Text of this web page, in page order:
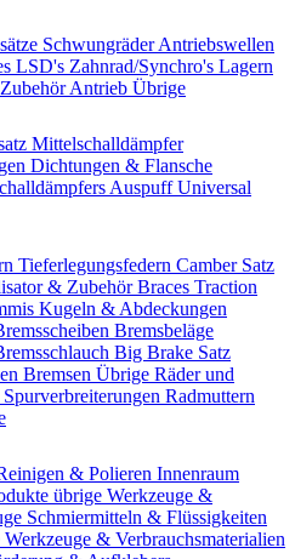
SchwungräderAntriebswellen
LSD's Zahnrad/Synchro's Lagern
Antrieb Übrige
Mittelschalldämpfer
Dichtungen & Flansche
Auspuff Universal
Tieferlegungsfedern Camber Satz
& ZubehörBraces Traction
Kugeln & Abdeckungen
Bremsbeläge
Big Brake Satz
Bremsen Übrige Räder und
Spurverbreiterungen Radmuttern
& Polieren Innenraum
übrige Werkzeuge &
Schmiermitteln & Flüssigkeiten
& Verbrauchsmaterialien